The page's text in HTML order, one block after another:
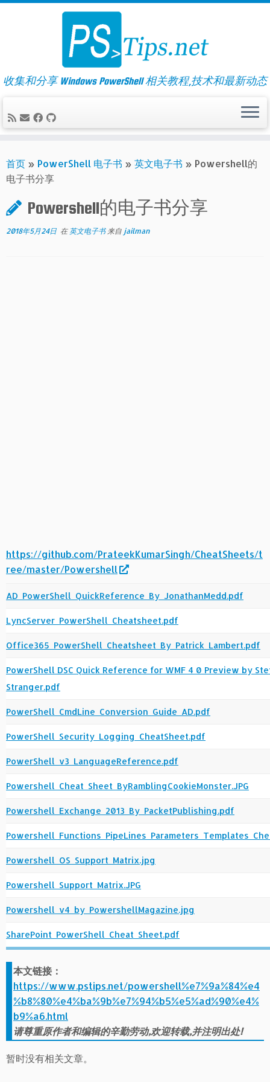
Skip
收集和分享 Windows PowerShell 相关教程,技术和最新动态
首页 » PowerShell 电子书 » 英文电子书 » Powershell的
电子书分享
Powershell的电子书分享
2018年5月24日 在 英文电子书 来自 jailman
https://github.com/PrateekKumarSingh/CheatSheets/t
ree/master/Powershell
AD_PowerShell_QuickReference_By_JonathanMedd.pdf
LyncServer_PowerShell_Cheatsheet.pdf
Office365_PowerShell_Cheatsheet_By_Patrick_Lambert.pdf
PowerShell DSC Quick Reference for WMF 4 0 Preview by
Stranger.pdf
PowerShell_CmdLine_Conversion_Guide_AD.pdf
PowerShell_Security_Logging_CheatSheet.pdf
PowerShell_v3_LanguageReference.pdf
Powershell_Cheat_Sheet_ByRamblingCookieMonster.JPG
Powershell_Exchange_2013_By_PacketPublishing.pdf
Powershell_OS_Support_Matrix.jpg
Powershell_Support_Matrix.JPG
Powershell_v4_by_PowershellMagazine.jpg
SharePoint_PowerShell_Cheat_Sheet.pdf
本文链接：
https://www.pstips.net/powershell%e7%9a%84%e4
%b8%80%e4%ba%9b%e7%94%b5%e5%ad%90%e4%
b9%a6.html
请尊重原作者和编辑的辛勤劳动,欢迎转载,并注明出处!
暂时没有相关文章。